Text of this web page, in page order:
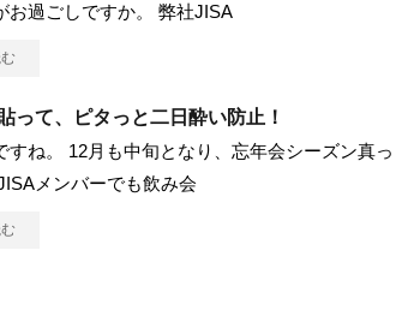
お過ごしですか。 弊社JISA
って、ピタっと二日酔い防止！
すね。 12月も中旬となり、忘年会シーズン真っ
メンバーでも飲み会